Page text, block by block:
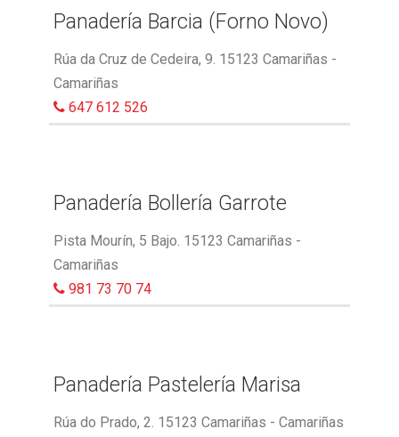
Panadería Barcia (Forno Novo)
Rúa da Cruz de Cedeira, 9. 15123 Camariñas -
Camariñas
647 612 526
Panadería Bollería Garrote
Pista Mourín, 5 Bajo. 15123 Camariñas -
Camariñas
981 73 70 74
Panadería Pastelería Marisa
Rúa do Prado, 2. 15123 Camariñas - Camariñas